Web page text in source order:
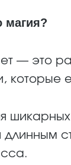
магия?
— это
которые